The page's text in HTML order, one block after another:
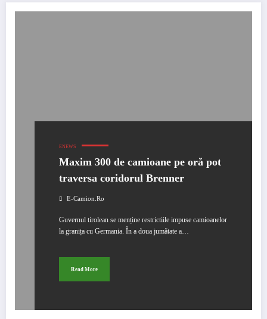
ENEWS
Maxim 300 de camioane pe oră pot
traversa coridorul Brenner
E-Camion.ro
Guvernul tirolean se menține restrictiile impuse camioanelor
la granița cu Germania. În a doua jumătate a…
Read More